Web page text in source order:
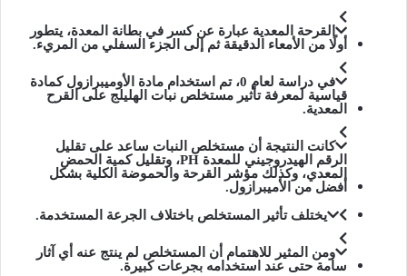
القرحة المعدية عبارة عن كسر في بطانة المعدة، يتطور
أولًا من الأمعاء الدقيقة ثم إلى الجزء السفلي من المريء.
في دراسة لعام 0، تم استخدام مادة الأوميبرازول كمادة
قياسية لمعرفة تأثير مستخلص نبات الهليلج على القرح
المعدية.
كانت النتيجة أن مستخلص النبات ساعد على تقليل
الرقم الهيدروجيني للمعدة PH، وتقليل كمية الحمض
المعدي، وكذلك مؤشر القرحة والحموضة الكلية بشكل
أفضل من الأميبرازول.
يختلف تأثير المستخلص باختلاف الجرعة المستخدمة.
ومن المثير للاهتمام أن المستخلص لم ينتج عنه أي آثار
سامة حتى عند استخدامه بجرعات كبيرة.